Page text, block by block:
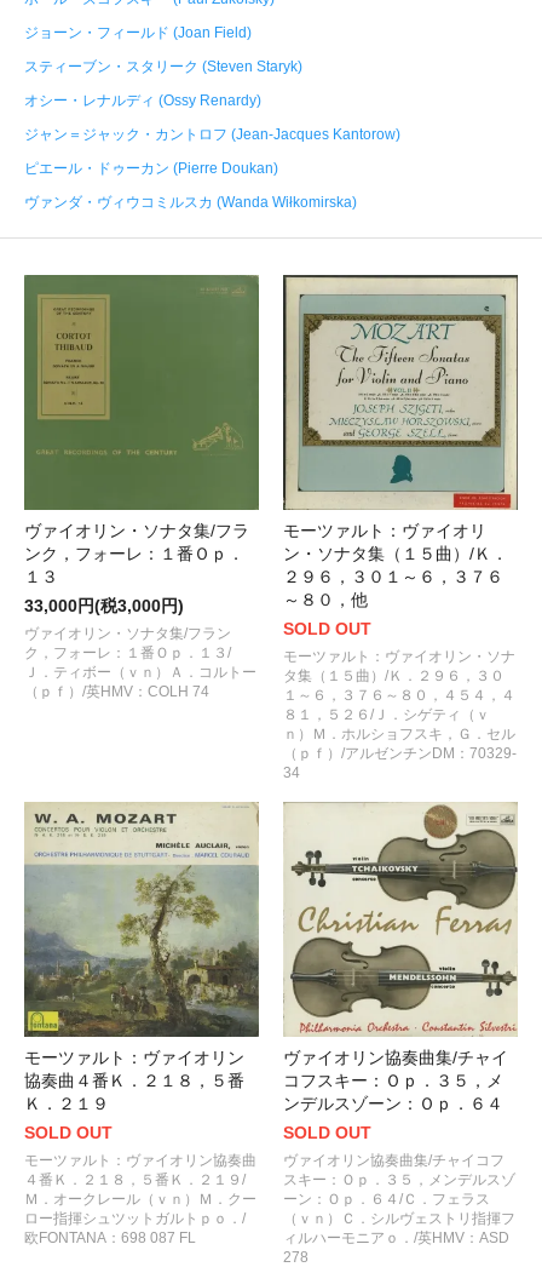
ジョーン・フィールド (Joan Field)
スティーブン・スタリーク (Steven Staryk)
オシー・レナルディ (Ossy Renardy)
ジャン＝ジャック・カントロフ (Jean-Jacques Kantorow)
ピエール・ドゥーカン (Pierre Doukan)
ヴァンダ・ヴィウコミルスカ (Wanda Wiłkomirska)
ヴァイオリン・ソナタ集/フラ
ンク，フォーレ：１番Ｏｐ．
１３
33,000円(税3,000円)
ヴァイオリン・ソナタ集/フラン
ク，フォーレ：１番Ｏｐ．１３/
Ｊ．ティボー（ｖｎ）Ａ．コルトー
（ｐｆ）/英HMV：COLH 74
モーツァルト：ヴァイオリ
ン・ソナタ集（１５曲）/Ｋ．
２９６，３０１～６，３７６
～８０，他
SOLD OUT
モーツァルト：ヴァイオリン・ソナ
タ集（１５曲）/Ｋ．２９６，３０
１～６，３７６～８０，４５４，４
８１，５２６/Ｊ．シゲティ（ｖ
ｎ）Ｍ．ホルショフスキ，Ｇ．セル
（ｐｆ）/アルゼンチンDM：70329-
34
モーツァルト：ヴァイオリン
協奏曲４番Ｋ．２１８，５番
Ｋ．２１９
SOLD OUT
モーツァルト：ヴァイオリン協奏曲
４番Ｋ．２１８，５番Ｋ．２１９/
Ｍ．オークレール（ｖｎ）Ｍ．クー
ロー指揮シュツットガルトｐｏ．/
欧FONTANA：698 087 FL
ヴァイオリン協奏曲集/チャイ
コフスキー：Ｏｐ．３５，メ
ンデルスゾーン：Ｏｐ．６４
SOLD OUT
ヴァイオリン協奏曲集/チャイコフ
スキー：Ｏｐ．３５，メンデルスゾ
ーン：Ｏｐ．６４/Ｃ．フェラス
（ｖｎ）Ｃ．シルヴェストリ指揮フ
ィルハーモニアｏ．/英HMV：ASD
278